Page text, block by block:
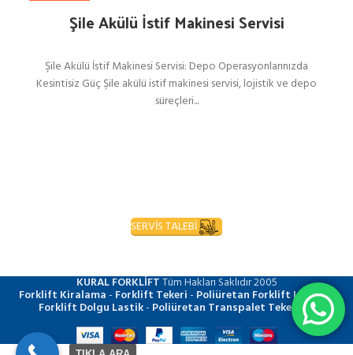
Şile Akülü İstif Makinesi Servisi
Şile Akülü İstif Makinesi Servisi: Depo Operasyonlarınızda
Kesintisiz Güç Şile akülü istif makinesi servisi, lojistik ve depo
süreçleri...
SERVİS TALEBİ
KURAL FORKLİFTTüm Hakları Saklıdır2005
Forklift Kiralama- Forklift Tekeri- Poliüretan Forklift Lastiği-
Forklift Dolgu Lastik- Poliüretan Transpalet Tekerleği